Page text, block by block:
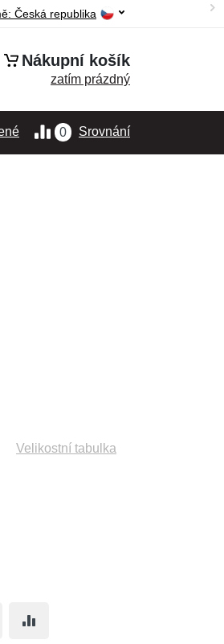
Česká republika
Nákupní košík
zatím prázdný
0 Srovnání
Velikostní tabulka